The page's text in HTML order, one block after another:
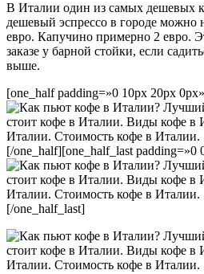
В Италии один из самых дешевых
дешевый эспрессо в городе можно
евро. Капучино примерно 2 евро.
заказе у барной стойки, если
выше.
[one_half padding=»0 10px 20px
[/one_half][one_half_last padding=»0
[/one_half_last]